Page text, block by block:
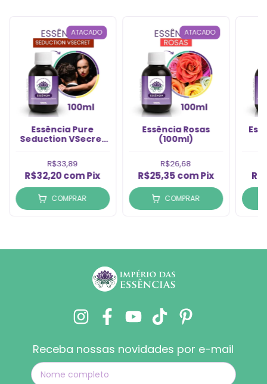
ATACADO
Essência Pure
Seduction VSecret
R$33,89
R$32,20comPix
COMPRAR
ATACADO
Essência Rosas
(100ml)
R$26,68
R$25,35comPix
COMPRAR
Receba nossas novidades por e-mail